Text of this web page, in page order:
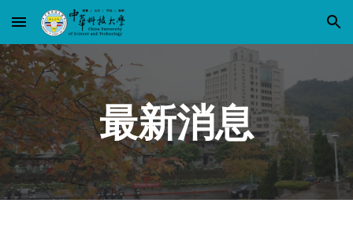
Skip to main content Skip to navigation
最新消息